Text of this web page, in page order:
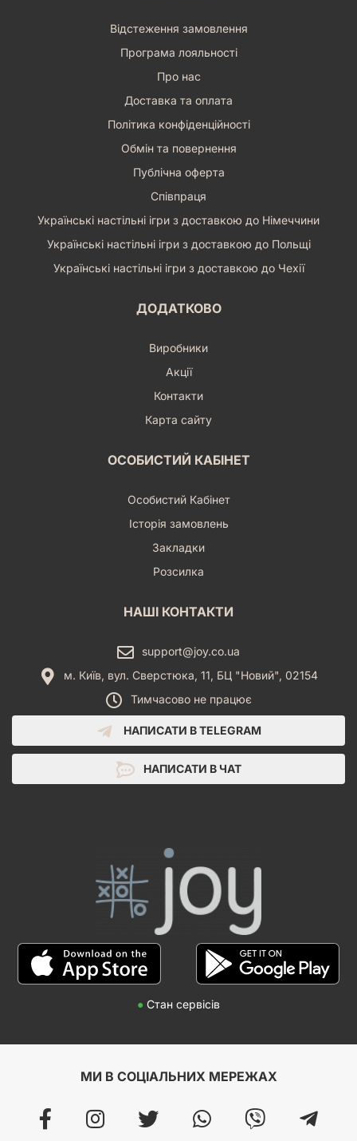
Відстеження замовлення
Програма лояльності
Про нас
Доставка та оплата
Політика конфіденційності
Обмін та повернення
Публічна оферта
Співпраця
Українські настільні ігри з доставкою до Німеччини
Українські настільні ігри з доставкою до Польщі
Українські настільні ігри з доставкою до Чехії
ДОДАТКОВО
Виробники
Акції
Контакти
Карта сайту
ОСОБИСТИЙ КАБІНЕТ
Особистий Кабінет
Історія замовлень
Закладки
Розсилка
НАШІ КОНТАКТИ
support@joy.co.ua
м. Київ, вул. Сверстюка, 11, БЦ "Новий", 02154
Тимчасово не працює
НАПИСАТИ В TELEGRAM
НАПИСАТИ В ЧАТ
● Стан сервісів
МИ В СОЦІАЛЬНИХ МЕРЕЖАХ